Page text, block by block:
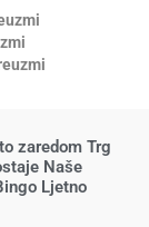
zaredom Trg
Naše
Ljetno